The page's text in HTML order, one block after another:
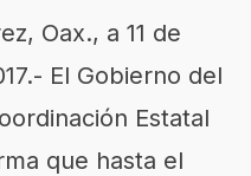
Oax., a 11 de
El Gobierno del
Estatal
que hasta el